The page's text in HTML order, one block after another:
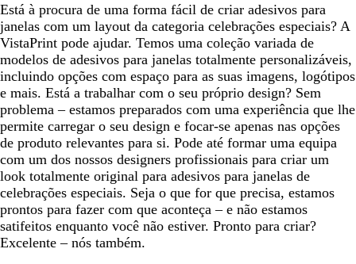
Está à procura de uma forma fácil de criar adesivos para
janelas com um layout da categoria celebrações especiais? A
VistaPrint pode ajudar. Temos uma coleção variada de
modelos de adesivos para janelas totalmente personalizáveis,
incluindo opções com espaço para as suas imagens, logótipos
e mais. Está a trabalhar com o seu próprio design? Sem
problema – estamos preparados com uma experiência que lhe
permite carregar o seu design e focar-se apenas nas opções
de produto relevantes para si. Pode até formar uma equipa
com um dos nossos designers profissionais para criar um
look totalmente original para adesivos para janelas de
celebrações especiais. Seja o que for que precisa, estamos
prontos para fazer com que aconteça – e não estamos
satifeitos enquanto você não estiver. Pronto para criar?
Excelente – nós também.